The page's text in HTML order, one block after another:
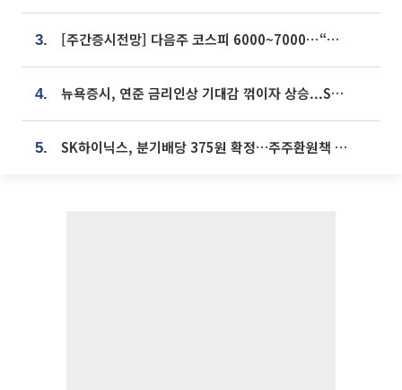
3. [주간증시전망] 다음주 코스피 6000~7000⋯“外人 수급은 정책이 변수”
4. 뉴욕증시, 연준 금리인상 기대감 꺾이자 상승...S&P500 사상 최고치 [종합]
5. SK하이닉스, 분기배당 375원 확정…주주환원책 9월로 앞당겨 발표